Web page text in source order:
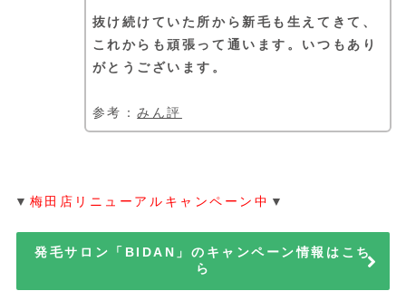
抜け続けていた所から新毛も生えてきて、
これからも頑張って通います。いつもあり
がとうございます。
参考：みん評
▼ 梅田店リニューアルキャンペーン中 ▼
発毛サロン「BIDAN」のキャンペーン情報はこち
ら